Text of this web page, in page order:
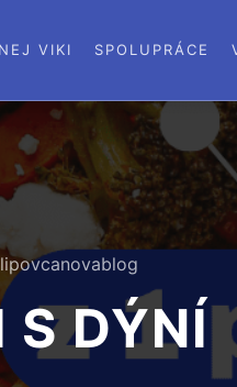
VIKI SPOLUPRÁCE
S DÝNÍ